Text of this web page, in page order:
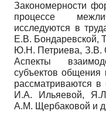
Закономерности
процессе
исследуются в
Е.В. Бондаревской,
Ю.Н. Петриева, З.В.
Аспекты
субъектов общения
рассматриваются
И.А. Ильяевой,
А.М. Щербаковой и